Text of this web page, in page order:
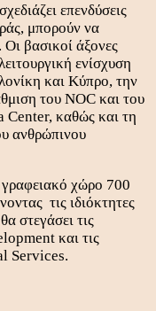
επενδύσεις
μπορούν να
βασικοί άξονες
ενίσχυση
και Κύπρο, την
του NOC και του
καθώς και τη
ανθρώπινου
γραφειακό χώρο 700
τις ιδιόκτητες
στεγάσει τις
και τις
Services.